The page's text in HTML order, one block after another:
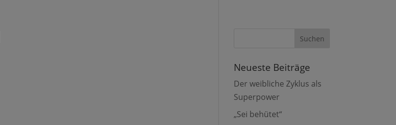
Neueste Beiträge
Der weibliche Zyklus als
Superpower
„Sei behütet“